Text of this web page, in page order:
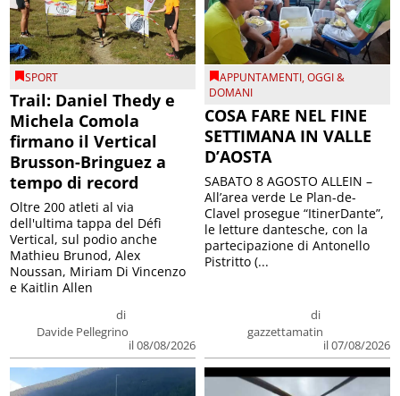
SPORT
Trail: Daniel Thedy e
Michela Comola
firmano il Vertical
Brusson-Bringuez a
tempo di record
di
Davide Pellegrino
il 08/08/2026
Oltre 200 atleti al via
dell'ultima tappa del Défì
Vertical, sul podio anche
Mathieu Brunod, Alex
Noussan, Miriam Di Vincenzo
e Kaitlin Allen
APPUNTAMENTI,OGGI &
DOMANI
COSA FARE NEL FINE
SETTIMANA IN VALLE
D’AOSTA
di
gazzettamatin
il 07/08/2026
SABATO 8 AGOSTO ALLEIN –
All’area verde Le Plan-de-
Clavel prosegue “ItinerDante”,
le letture dantesche, con la
partecipazione di Antonello
Pistritto (...